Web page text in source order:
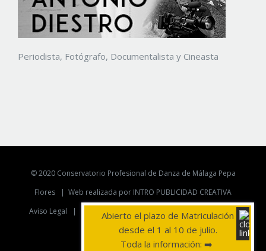
Periodista, Fotógrafo, Documentalista y Cineasta
© 2020 Conservatorio Profesional de Danza de Málaga Pepa
Flores | Web realizada por INTRO PUBLICIDAD CREATIVA
Aviso Legal | Politica de Privacidad | Politica de Cookies
Instagram
Telegram
Abierto el plazo de Matriculación
desde el 1 al 10 de julio.
Toda la información: ➡️